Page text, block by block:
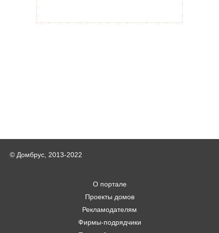
© Домбрус, 2013-2022
О портале
Проекты домов
Рекламодателям
Фирмы-подрядчики